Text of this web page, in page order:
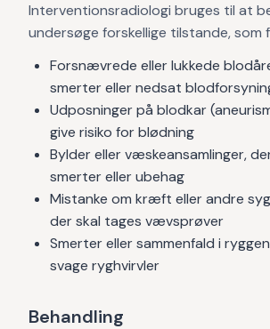
Interventionsradiologi bruges til at
undersøge forskellige tilstande, som
Forsnævrede eller lukkede
smerter eller nedsat
Udposninger på blodkar
give risiko for blødning
Bylder eller væskeansamlinger,
smerter eller ubehag
Mistanke om kræft eller andre
der skal tages vævsprøver
Smerter eller sammenfald i
svage ryghvirvler
Behandling